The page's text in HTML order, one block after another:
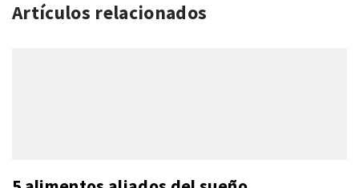
Artículos relacionados